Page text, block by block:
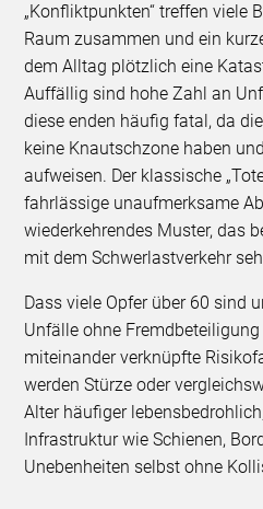
„Konfliktpunkten“ treffen viele
Raum zusammen und ein
dem Alltag plötzlich eine
Auffällig sind hohe Zahl an
diese enden häufig fatal, da
keine Knautschzone haben
aufweisen. Der klassische
fahrlässige unaufmerksame
wiederkehrendes Muster, das
mit dem Schwerlastverkehr
Dass viele Opfer über 60 sind
Unfälle ohne
miteinander verknüpfte
werden Stürze oder
Alter häufiger
Infrastruktur wie Schienen,
Unebenheiten selbst ohne